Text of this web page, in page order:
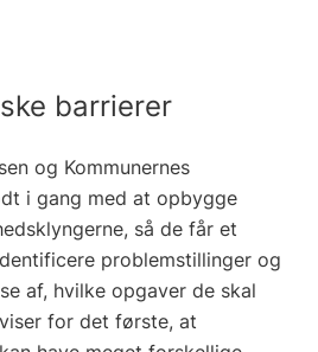
barrierer
og Kommunernes
i gang med at opbygge
så de får et
problemstillinger og
af, hvilke opgaver de skal
for det første, at